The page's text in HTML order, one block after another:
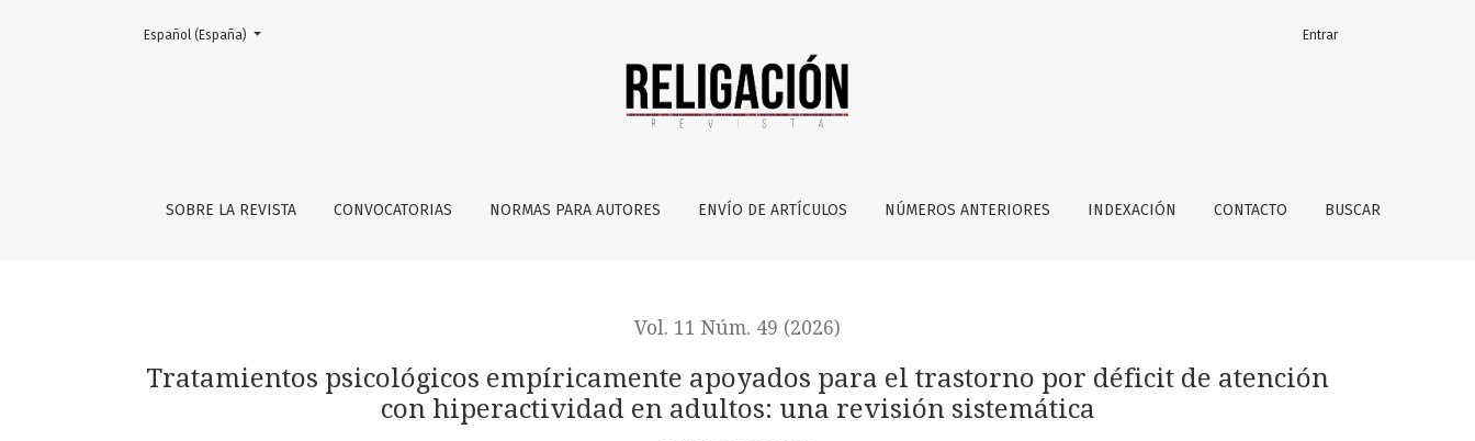
Tratamientos psicológicos empíricamente apoyados para el trastorno por déficit de atención con hiperactividad en adultos: una revisión sistemática
SOBRE LA REVISTA CONVOCATORIAS NORMAS PARA AUTORES ENVÍO DE ARTÍCULOS NÚMEROS ANTERIORES INDEXACIÓN CONTACTO BUSCAR
Entrar
Cambiar el idioma. El actual es:
Español (España)
Vol. 11 Núm. 49 (2026)
Tratamientos psicológicos empíricamente apoyados para el trastorno por déficit de atención
con hiperactividad en adultos: una revisión sistemática